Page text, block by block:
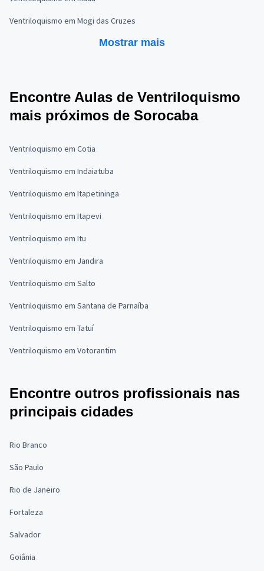
Ventriloquismo em Mogi das Cruzes
Mostrar mais
Encontre Aulas de Ventriloquismo
mais próximos de Sorocaba
Ventriloquismo em Cotia
Ventriloquismo em Indaiatuba
Ventriloquismo em Itapetininga
Ventriloquismo em Itapevi
Ventriloquismo em Itu
Ventriloquismo em Jandira
Ventriloquismo em Salto
Ventriloquismo em Santana de Parnaíba
Ventriloquismo em Tatuí
Ventriloquismo em Votorantim
Encontre outros profissionais nas
principais cidades
Rio Branco
São Paulo
Rio de Janeiro
Fortaleza
Salvador
Goiânia